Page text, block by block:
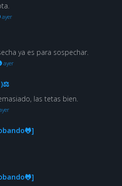
ayer
ya es para sospechar.
ayer
)⚖
las tetas bien.